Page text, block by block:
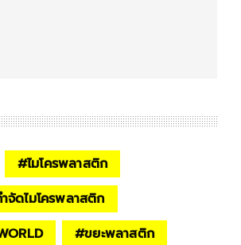
#ไมโครพลาสติก
จัดไมโครพลาสติก
#ขยะพลาสติก